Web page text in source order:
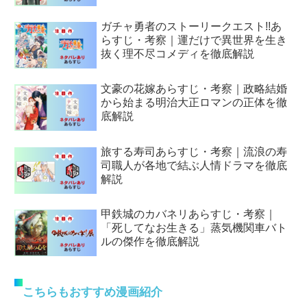
ガチャ勇者のストーリークエスト!!あ
らすじ・考察｜運だけで異世界を生き
抜く理不尽コメディを徹底解説
文豪の花嫁あらすじ・考察｜政略結婚
から始まる明治大正ロマンの正体を徹
底解説
旅する寿司あらすじ・考察｜流浪の寿
司職人が各地で結ぶ人情ドラマを徹底
解説
甲鉄城のカバネリあらすじ・考察｜
「死してなお生きる」蒸気機関車バト
ルの傑作を徹底解説
こちらもおすすめ漫画紹介